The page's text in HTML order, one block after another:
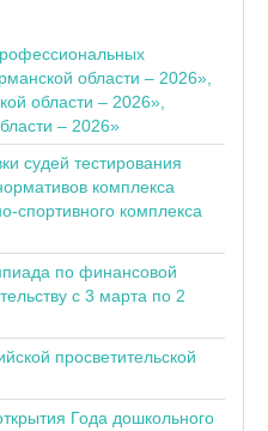
области – 2026»,
области – 2026»,
– 2026»
судей тестирования
комплекса
спортивного комплекса
по финансовой
с 3 марта по 2
просветительской
Года дошкольного